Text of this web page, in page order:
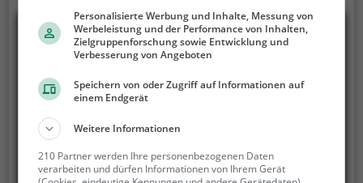
zum Verweilen ein. Mit einer breiten Auswahl an
Getränken wird hier für jeden Geschmack etwas
geboten. Im Reina Grillhaus erlebt man echte
Gastfreundschaft und Vielfalt auf dem Teller.
Personalisierte Werbung und Inhalte, Messung von
Werbeleistung und der Performance von Inhalten,
Zielgruppenforschung sowie Entwicklung und
Verbesserung von Angeboten
Speichern von oder Zugriff auf Informationen auf
einem Endgerät
Weitere Informationen
210 Partner werden Ihre personenbezogenen Daten
verarbeiten und dürfen Informationen von Ihrem Gerät